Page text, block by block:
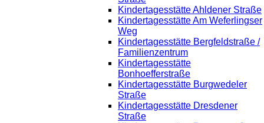
Kindertagesstätte Ahldener Straße
Kindertagesstätte Am Weferlingser
Weg
Kindertagesstätte Bergfeldstraße /
Familienzentrum
Kindertagesstätte
Bonhoefferstraße
Kindertagesstätte Burgwedeler
Straße
Kindertagesstätte Dresdener
Straße